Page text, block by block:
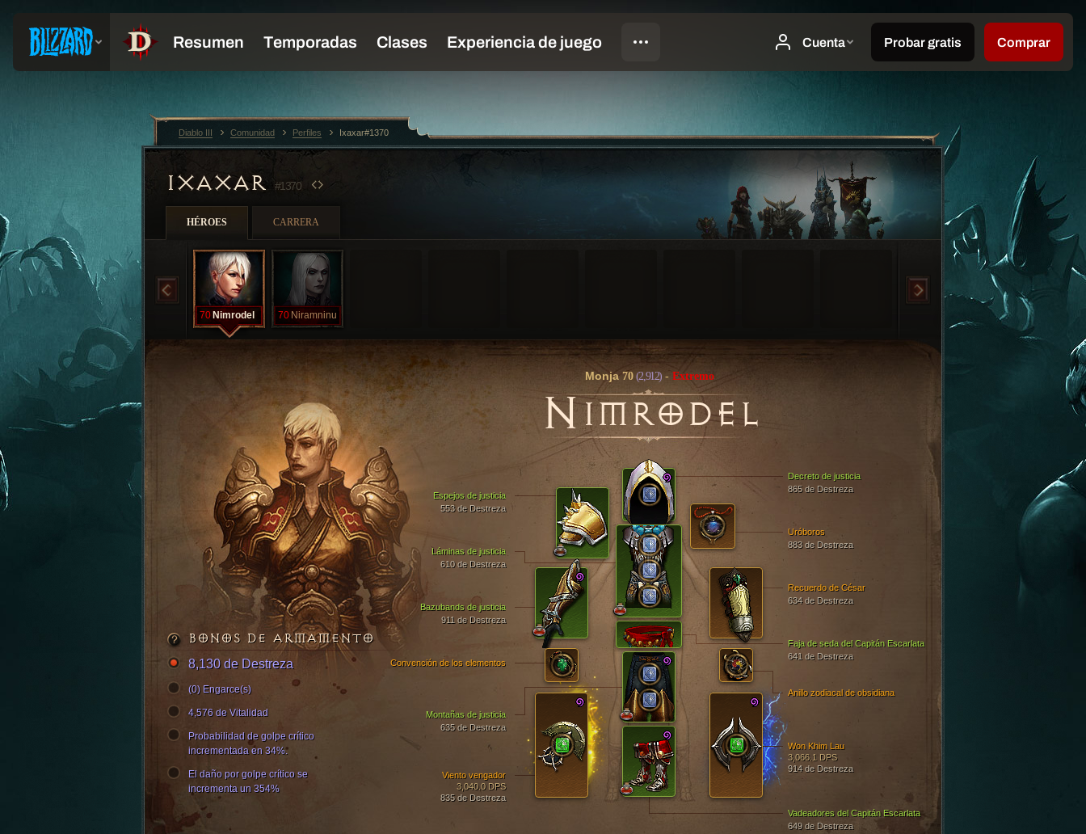
IXAXAR#1370
HÉROES CARRERA
70 Nimrodel 70 Niramninu
Monja70 (2,912) - Extremo
NIMRODEL
Decreto de justicia
865 de Destreza
Láminas de justicia
610 de Destreza
Vadeadores del Capitán Escarlata
649 de Destreza
Bazubands de justicia
911 de Destreza
Espejos de justicia
553 de Destreza
Montañas de justicia
635 de Destreza
Recuerdo de César
634 de Destreza
Viento vengador
3,040.0 DPS
835 de Destreza
Won Khim Lau
3,066.1 DPS
914 de Destreza
Faja de seda del Capitán Escarlata
641 de Destreza
Anillo zodiacal de obsidiana
Convención de los elementos
Uróboros
883 de Destreza
BONOS DE ARMAMENTO
8,130 de Destreza
(0) Engarce(s)
4,576 de Vitalidad
Probabilidad de golpe crítico
incrementada en 34%.
El daño por golpe crítico se
incrementa un 354%
Diablo III Comunidad Perfiles Ixaxar#1370